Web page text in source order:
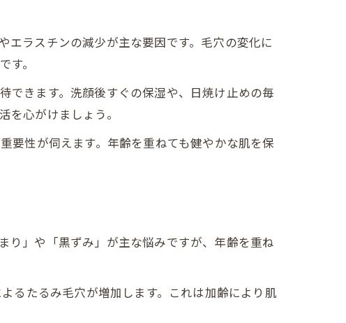
エラスチンの減少が主な要因です。毛穴の変化に
。
できます。洗顔後すぐの保湿や、日焼け止めの毎
心がけましょう。
要性が伺えます。年齢を重ねても健やかな肌を保
り」や「黒ずみ」が主な悩みですが、年齢を重ね
るたるみ毛穴が増加します。これは加齢により肌